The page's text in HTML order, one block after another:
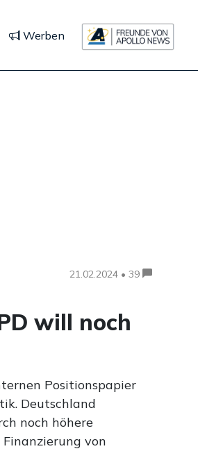
Werben
21.02.2024 • 39
will noch
Positionspapier
Deutschland
noch höhere
von